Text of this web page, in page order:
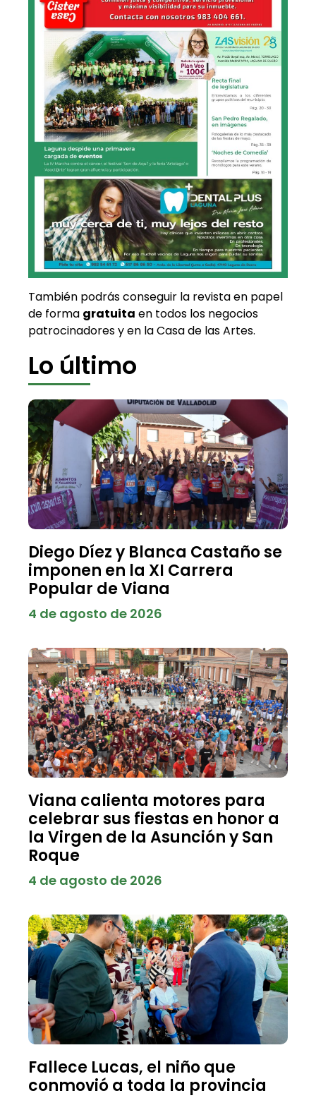
También podrás conseguir la revista en papel
de forma gratuita en todos los negocios
patrocinadores y en la Casa de las Artes.
Lo último
Diego Díez y Blanca Castaño se
imponen en la XI Carrera
Popular de Viana
4 de agosto de 2026
Viana calienta motores para
celebrar sus fiestas en honor a
la Virgen de la Asunción y San
Roque
4 de agosto de 2026
Fallece Lucas, el niño que
conmovió a toda la provincia